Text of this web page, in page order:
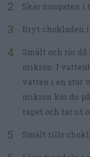
Skär nougaten i
Bryt chokladen i
Smält och rör
mikron. I
vatten i en stor
mikron kör du
taget och tar ut
Smält tills